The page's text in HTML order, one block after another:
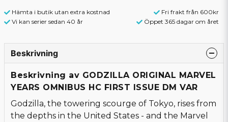
Hämta i butik utan extra kostnad
Fri frakt från 600kr
Vi kan serier sedan 40 år
Öppet 365 dagar om året
Beskrivning
Beskrivning av GODZILLA ORIGINAL MARVEL
YEARS OMNIBUS HC FIRST ISSUE DM VAR
Godzilla, the towering scourge of Tokyo, rises from
the depths in the United States - and the Marvel